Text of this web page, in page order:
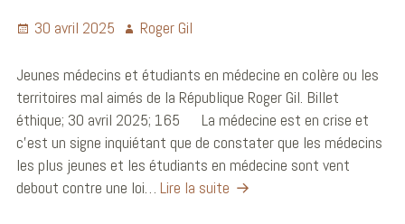
30 avril 2025 Roger Gil
Jeunes médecins et étudiants en médecine en colère ou les
territoires mal aimés de la République Roger Gil. Billet
éthique; 30 avril 2025; 165 La médecine est en crise et
c’est un signe inquiétant que de constater que les médecins
les plus jeunes et les étudiants en médecine sont vent
debout contre une loi… Lire la suite